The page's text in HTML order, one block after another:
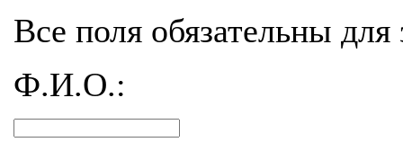
Все поля обязательны для
Ф.И.О.: